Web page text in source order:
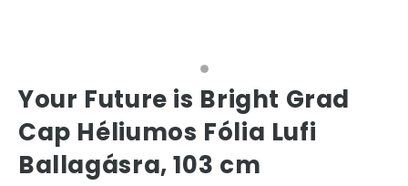
Your Future is Bright Grad
Cap Héliumos Fólia Lufi
Ballagásra, 103 cm